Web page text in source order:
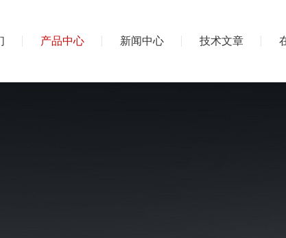
产品中心 新闻中心 技术文章